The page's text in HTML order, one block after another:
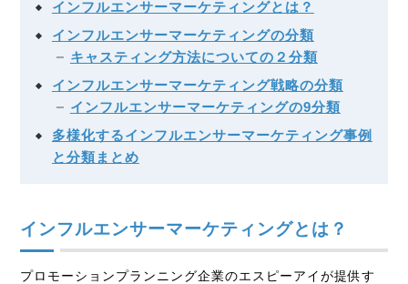
インフルエンサーマーケティングとは？
インフルエンサーマーケティングの分類
キャスティング方法についての２分類
インフルエンサーマーケティング戦略の分類
インフルエンサーマーケティングの9分類
多様化するインフルエンサーマーケティング事例
と分類まとめ
インフルエンサーマーケティングとは？
プロモーションプランニング企業のエスピーアイが提供す